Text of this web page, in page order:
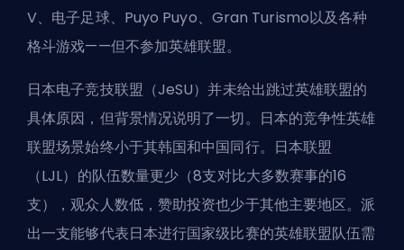
V、电子足球、Puyo Puyo、Gran Turismo以及各种
格斗游戏——但不参加英雄联盟。
日本电子竞技联盟（JeSU）并未给出跳过英雄联盟的
具体原因，但背景情况说明了一切。日本的竞争性英雄
联盟场景始终小于其韩国和中国同行。日本联盟
（LJL）的队伍数量更少（8支对比大多数赛事的16
支），观众人数低，赞助投资也少于其他主要地区。派
出一支能够代表日本进行国家级比赛的英雄联盟队伍需